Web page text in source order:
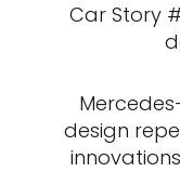
Car Story
design